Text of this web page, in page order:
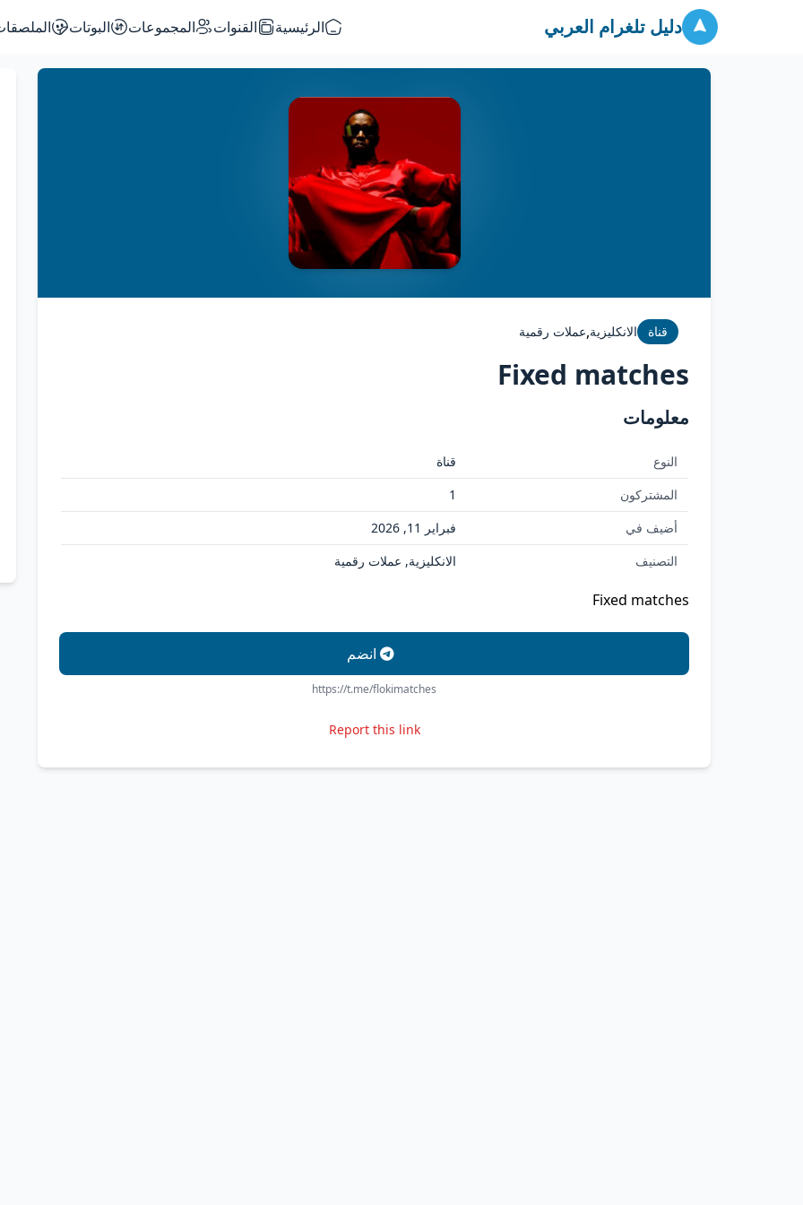
دليل تلغرام العربي الرئيسية القنوات المجموعات البوتات
قناة الانكليزية,عملات رقمية
Fixed matches
معلومات
النوع
قناة
المشتركون
1
أضيف في
فبراير 11, 2026
التصنيف
الانكليزية, عملات رقمية
Fixed matches
انضم
https://t.me/flokimatches
Report this link